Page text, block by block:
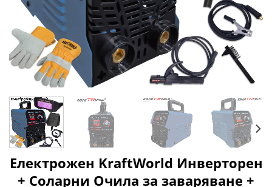
Електрожен KraftWоrld Инверторен
+ Соларни Очила за заваряване +